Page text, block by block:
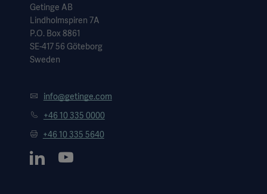
Getinge AB
Lindholmspiren 7A
P.O. Box 8861
SE-417 56 Göteborg
Sweden
info@getinge.com
+46 10 335 0000
+46 10 335 5640